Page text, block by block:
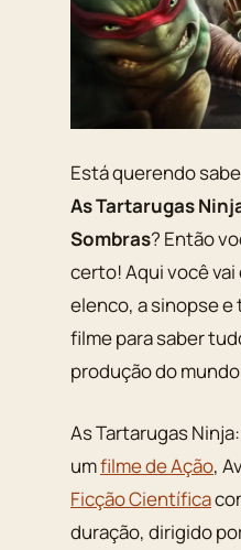
Está querendo
As Tartarugas
Sombras? Então
certo! Aqui você
elenco, a sinopse
filme para saber
produção do
As Tartarugas
umfilme de Ação,
Ficção Científica
duração, dirigido